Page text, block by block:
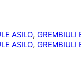
ASILO, GREMBIULI
ASILO, GREMBIULI